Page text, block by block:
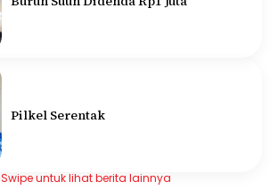
Pilkel Serentak
Swipe untuk lihat berita lainnya